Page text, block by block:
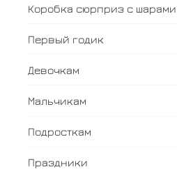
Коробка сюрприз с шарами
Первый годик
Девочкам
Мальчикам
Подросткам
Праздники